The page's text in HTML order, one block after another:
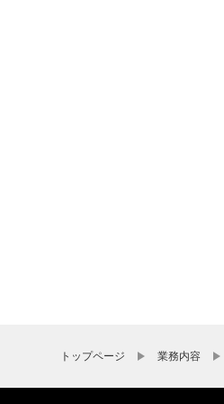
トップページ 業務内容